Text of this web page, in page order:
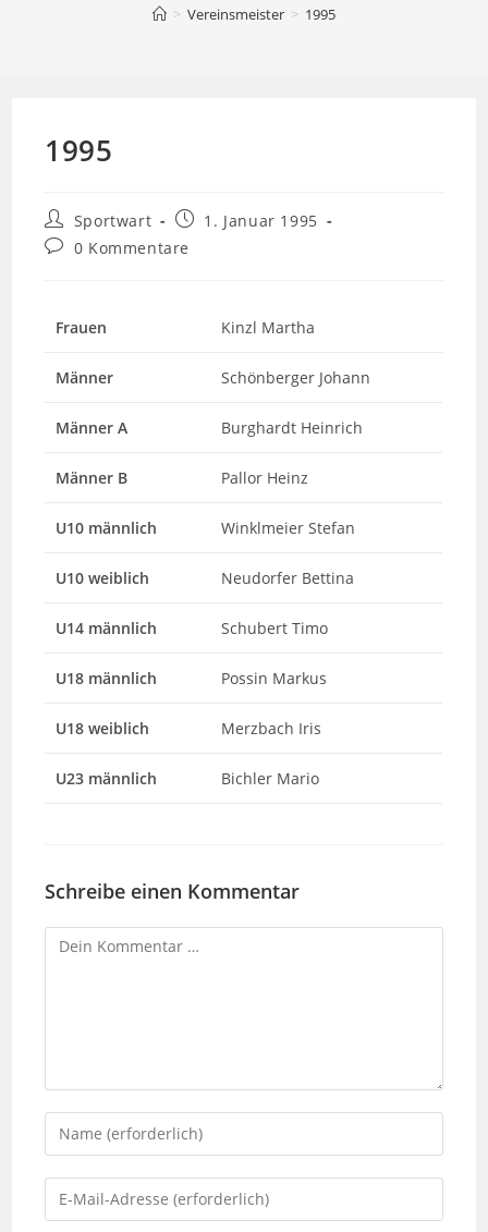
> Vereinsmeister > 1995
1995
Beitrags-
Autor:
Sportwart
Beitrag1. Januar 1995
Beitrags-
0 Kommentare
Frauen Kinzl Martha
Männer Schönberger Johann
Männer A Burghardt Heinrich
Männer B Pallor Heinz
U10 männlich Winklmeier Stefan
U10 weiblich Neudorfer Bettina
U14 männlich Schubert Timo
U18 männlich Possin Markus
U18 weiblich Merzbach Iris
U23 männlich Bichler Mario
Schreibe einen Kommentar
Kommentar
Gib
deinen
Namen
oder
Gib
deine